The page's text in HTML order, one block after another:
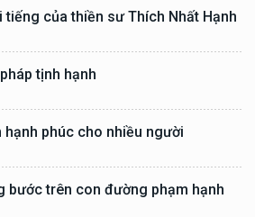
tiếng của thiền sư Thích Nhất Hạnh
tịnh hạnh
hạnh phúc cho nhiều người
bước trên con đường phạm hạnh